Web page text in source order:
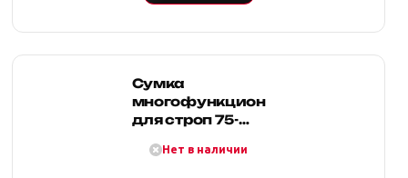
Сумка
многофункциональная
для строп 75-
(оксфорд,
Нет в наличии